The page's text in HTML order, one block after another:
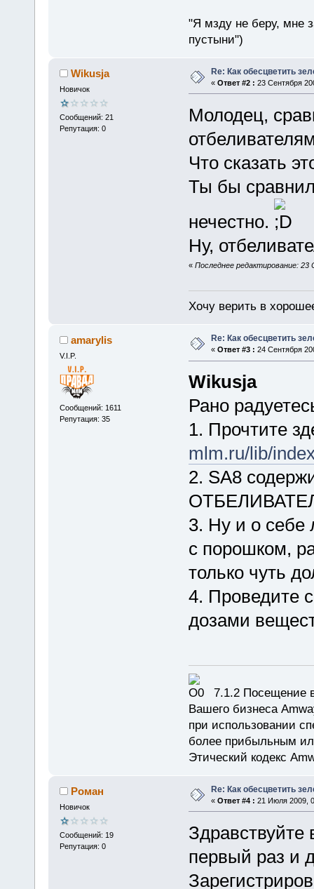
"Я мзду не беру, мне
пустыни")
Wikusja
Новичок
Сообщений: 21
Репутация: 0
Re: Как обесцветить
« Ответ #2 : 23 Сентября
Молодец,
Что сказать
Ты бы
нечестно.
Ну,
« Последнее редактирование:
Хочу верить в
amarylis
V.I.P.
Сообщений: 1611
Репутация: 35
Re: Как обесцветить
« Ответ #3 : 24 Сентября
Wikusja
Рано
1. Прочтите
mlm.ru/lib/
2. SA8
3. Ну и о себе
с порошком,
только чуть
4. Проведите
дозами
7.1.2 Посещение
Вашего бизнеса
при использовании
более прибыльным
Этический кодекс
Роман
Новичок
Сообщений: 19
Репутация: 0
Re: Как обесцветить
« Ответ #4 : 21 Июля 2009,
первый раз и